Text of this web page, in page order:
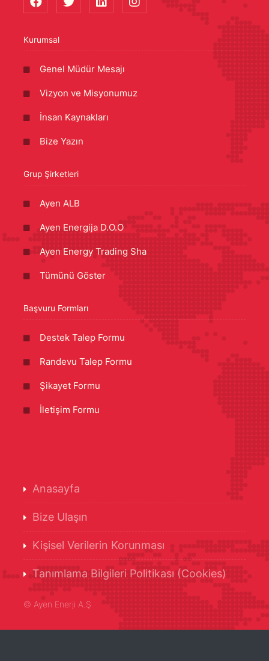
Kurumsal
Genel Müdür Mesajı
Vizyon ve Misyonumuz
İnsan Kaynakları
Bize Yazın
Grup Şirketleri
Ayen ALB
Ayen Energija D.O.O
Ayen Energy Trading Sha
Tümünü Göster
Başvuru Formları
Destek Talep Formu
Randevu Talep Formu
Şikayet Formu
İletişim Formu
Anasayfa
Bize Ulaşın
Kişisel Verilerin Korunması
Tanımlama Bilgileri Politikası (Cookies)
© Ayen Enerji A.Ş